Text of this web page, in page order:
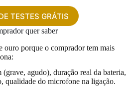
TESTES GRÁTIS
quer saber
ouro porque o comprador tem mais
(grave, agudo), duração real da bateria,
qualidade do microfone na ligação.